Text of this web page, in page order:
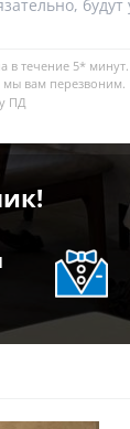
в течение 5* минут.
мы вам перезвоним.
ПД